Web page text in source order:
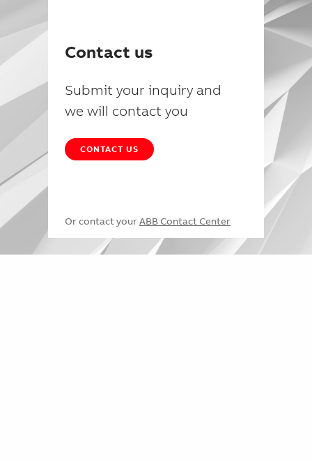
Contact us
Submit your inquiry and
we will contact you
CONTACT US
Or contact your ABB Contact Center